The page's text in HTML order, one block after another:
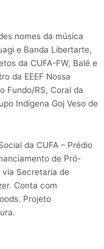
nomes da música
e Banda Libertarte,
da CUFA-FW, Balé e
da EEEF Nossa
Fundo/RS, Coral da
Indígena Goj Veso de
da CUFA – Prédio
de Pró-
via Secretaria de
Conta com
Projeto